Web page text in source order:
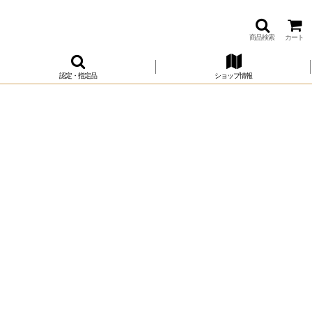
商品検索 カート
認定・指定品 ショップ情報